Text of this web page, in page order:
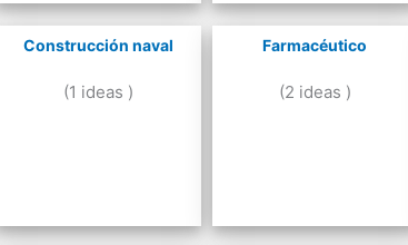
Construcción naval
(1 ideas )
Farmacéutico
(2 ideas )